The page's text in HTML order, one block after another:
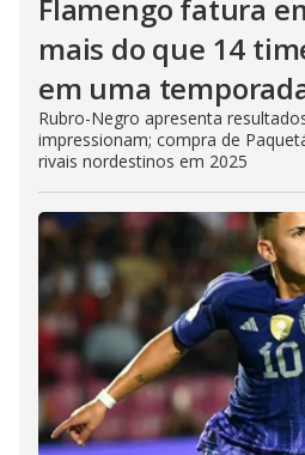
Flamengo fatura
mais do que 14
em uma
Rubro-Negro apresenta
impressionam; compra de
rivais nordestinos em 2025